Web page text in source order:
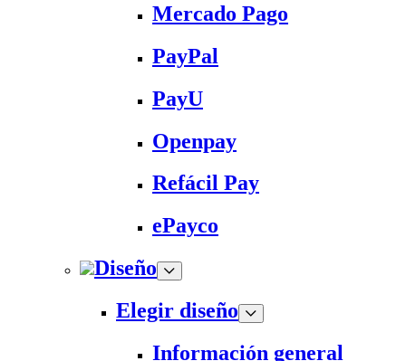
Mercado Pago
PayPal
PayU
Openpay
Refácil Pay
ePayco
Diseño
Elegir diseño
Información general